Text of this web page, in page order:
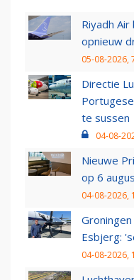
Riyadh
opnieuw
05-08-2026,
Directie
te sussen
04-08-
Nieuwe
op 6
04-08-2026,
Esbjerg:
04-08-2026,